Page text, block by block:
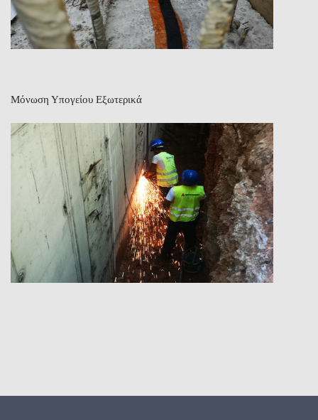
Μόνωση Υπογείου Εξωτερικά